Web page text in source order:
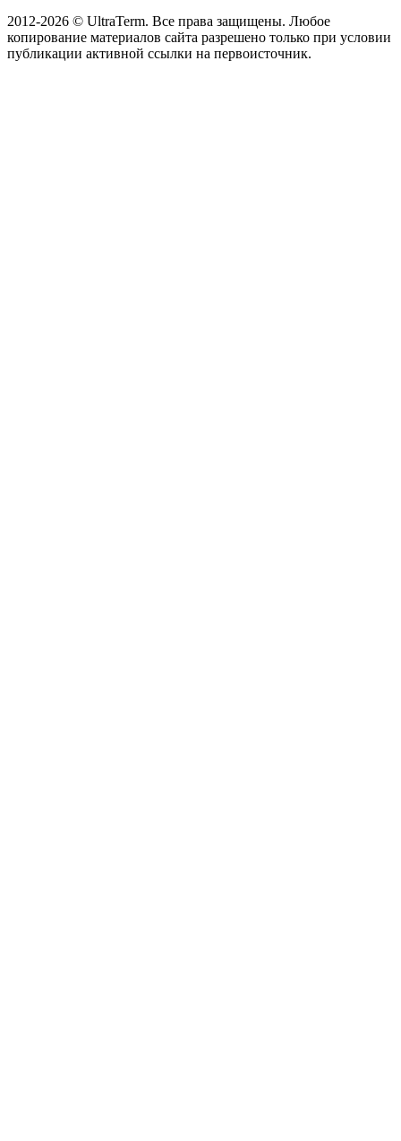
2012-2026 © UltraTerm. Все права защищены. Любое
копирование материалов сайта разрешено только при условии
публикации активной ссылки на первоисточник.